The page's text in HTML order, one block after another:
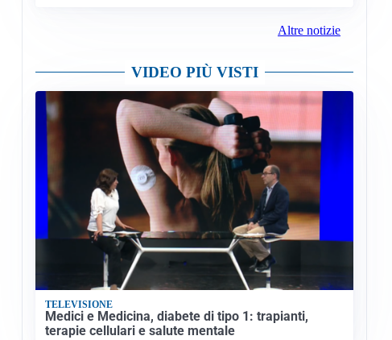
Altre notizie
VIDEO PIÙ VISTI
TELEVISIONE
Medici e Medicina, diabete di tipo 1: trapianti,
terapie cellulari e salute mentale